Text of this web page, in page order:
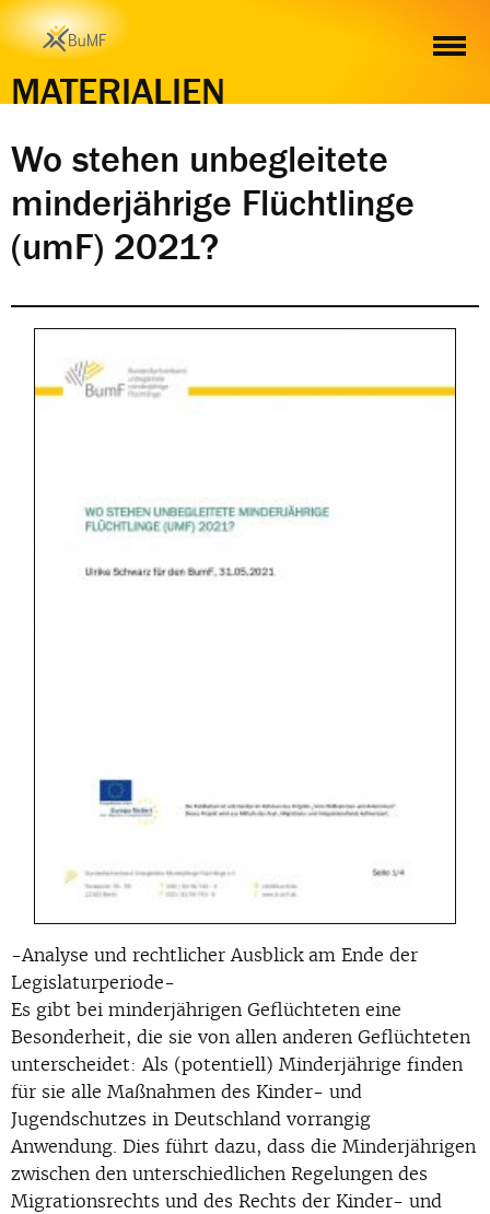
MATERIALIEN
INHALT
Wo stehen unbegleitete
minderjährige Flüchtlinge
(umF) 2021?
-Analyse und rechtlicher Ausblick am Ende der
Legislaturperiode-
Es gibt bei minderjährigen Geflüchteten eine
Besonderheit, die sie von allen anderen Geflüchteten
unterscheidet: Als (potentiell) Minderjährige finden
für sie alle Maßnahmen des Kinder- und
Jugendschutzes in Deutschland vorrangig
Anwendung. Dies führt dazu, dass die Minderjährigen
zwischen den unterschiedlichen Regelungen des
Migrationsrechts und des Rechts der Kinder- und